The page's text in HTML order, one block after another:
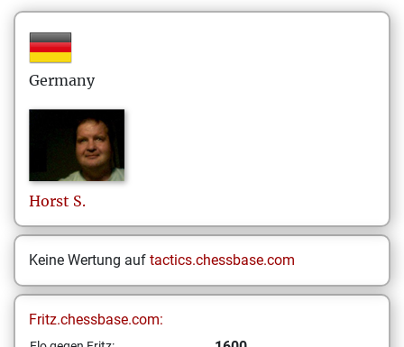
Germany
Horst S.
Keine Wertung auf tactics.chessbase.com
Fritz.chessbase.com: